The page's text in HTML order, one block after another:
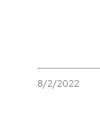
8/2/2022